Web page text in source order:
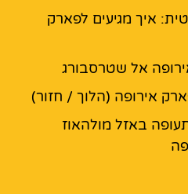
איך מגיעים לפארק
אל שטרסבורג
אירופה (הלוך / חזור)
באזל מולהאוז